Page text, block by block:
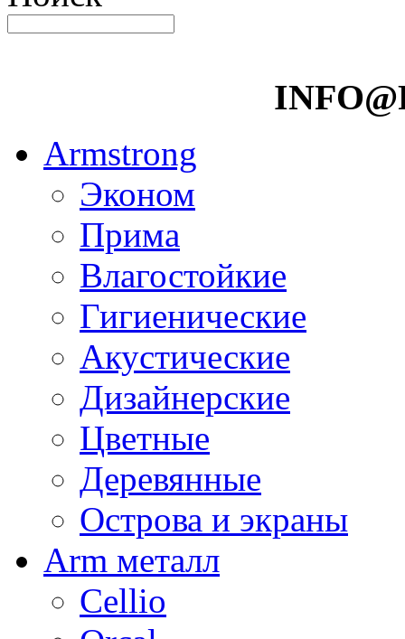
Armstrong
Эконом
Прима
Влагостойкие
Гигиенические
Акустические
Дизайнерские
Цветные
Деревянные
Острова и экраны
Arm металл
Cellio